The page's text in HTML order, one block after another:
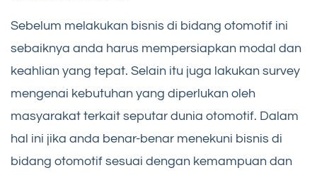
Sebelum melakukan bisnis di bidang otomotif ini
sebaiknya anda harus mempersiapkan modal dan
keahlian yang tepat. Selain itu juga lakukan survey
mengenai kebutuhan yang diperlukan oleh
masyarakat terkait seputar dunia otomotif. Dalam
hal ini jika anda benar-benar menekuni bisnis di
bidang otomotif sesuai dengan kemampuan dan